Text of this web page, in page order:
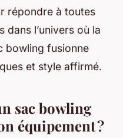
répondre à toutes
dans l’univers où la
bowling fusionne
et style affirmé.
sac bowling
équipement ?